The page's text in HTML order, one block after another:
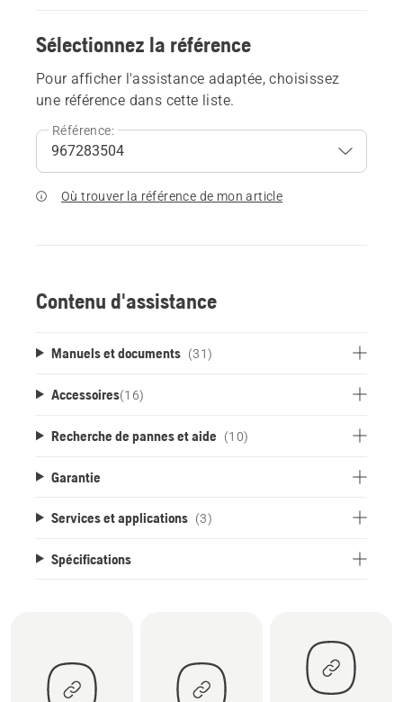
Sélectionnez la référence
Pour afficher l'assistance adaptée, choisissez
une référence dans cette liste.
Référence:
Où trouver la référence de mon article
Contenu d'assistance
Manuels et documents (31)
Accessoires(16)
Recherche de pannes et aide (10)
Garantie
Services et applications (3)
Spécifications